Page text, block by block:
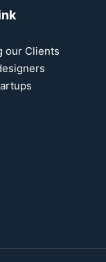
our Clients